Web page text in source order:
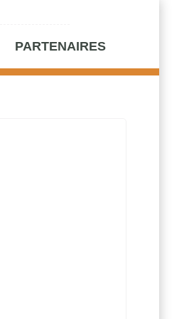
PARTENAIRES